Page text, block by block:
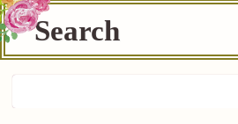
Search